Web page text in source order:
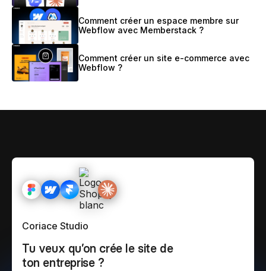
Comment créer un espace membre sur
Webflow avec Memberstack ?
Comment créer un site e-commerce avec
Webflow ?
Coriace Studio
Tu veux qu’on crée le site de
ton entreprise ?